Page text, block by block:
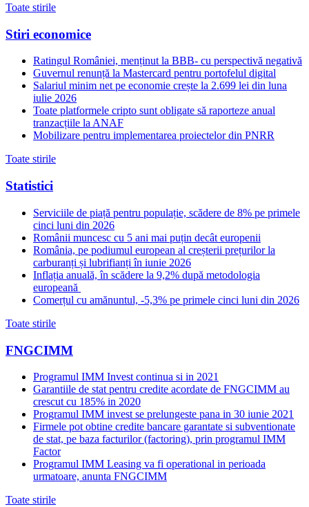
Toate stirile
Stiri economice
Ratingul României, menținut la BBB- cu perspectivă negativă
Guvernul renunță la Mastercard pentru portofelul digital
Salariul minim net pe economie crește la 2.699 lei din luna
iulie 2026
Toate platformele cripto sunt obligate să raporteze anual
tranzacțiile la ANAF
Mobilizare pentru implementarea proiectelor din PNRR
Toate stirile
Statistici
Serviciile de piață pentru populație, scădere de 8% pe primele
cinci luni din 2026
Românii muncesc cu 5 ani mai puțin decât europenii
România, pe podiumul european al creșterii prețurilor la
carburanți și lubrifianți în iunie 2026
Inflația anuală, în scădere la 9,2% după metodologia
europeană
Comerțul cu amănuntul, -5,3% pe primele cinci luni din 2026
Toate stirile
FNGCIMM
Programul IMM Invest continua si in 2021
Garantiile de stat pentru credite acordate de FNGCIMM au
crescut cu 185% in 2020
Programul IMM invest se prelungeste pana in 30 iunie 2021
Firmele pot obtine credite bancare garantate si subventionate
de stat, pe baza facturilor (factoring), prin programul IMM
Factor
Programul IMM Leasing va fi operational in perioada
urmatoare, anunta FNGCIMM
Toate stirile